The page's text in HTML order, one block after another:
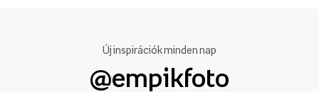
Új inspirációk minden nap
@empikfoto